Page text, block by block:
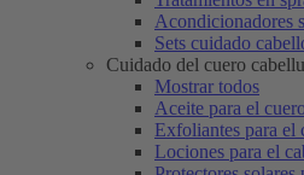
Acondicionadores
Sets cuidado
Cuidado del cuero
Mostrar todos
Aceite para el
Exfoliantes para el
Lociones para el